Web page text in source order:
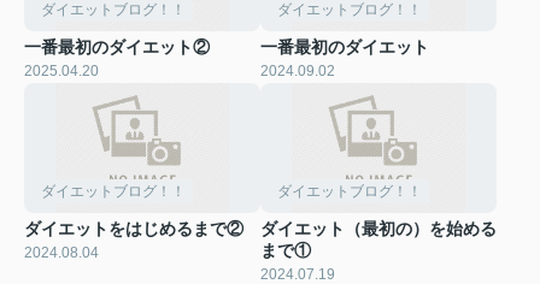
ダイエットブログ！！
一番最初のダイエット②
2025.04.20
ダイエットブログ！！
一番最初のダイエット
2024.09.02
ダイエットブログ！！
ダイエットをはじめるまで②
2024.08.04
ダイエットブログ！！
ダイエット（最初の）を始める
まで①
2024.07.19